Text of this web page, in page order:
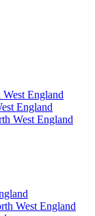
England
England
West England
West England